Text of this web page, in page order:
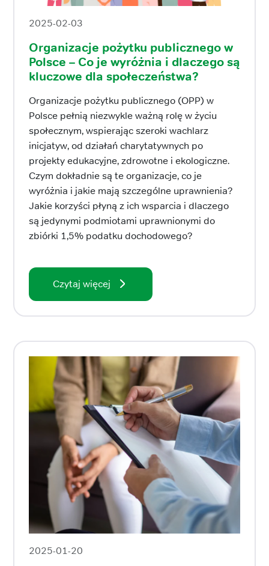
2025-02-03
Organizacje pożytku publicznego w
Polsce – Co je wyróżnia i dlaczego są
kluczowe dla społeczeństwa?
Organizacje pożytku publicznego (OPP) w
Polsce pełnią niezwykle ważną rolę w życiu
społecznym, wspierając szeroki wachlarz
inicjatyw, od działań charytatywnych po
projekty edukacyjne, zdrowotne i ekologiczne.
Czym dokładnie są te organizacje, co je
wyróżnia i jakie mają szczególne uprawnienia?
Jakie korzyści płyną z ich wsparcia i dlaczego
są jedynymi podmiotami uprawnionymi do
zbiórki 1,5% podatku dochodowego?
Czytaj więcej
2025-01-20